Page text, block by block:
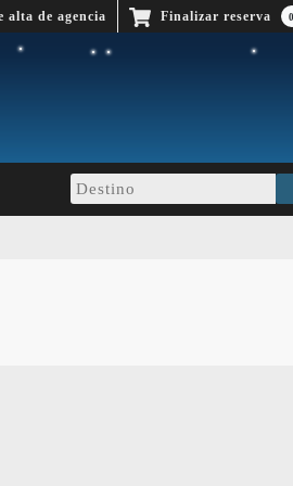
Finalizar reserva 0
alta de agencia